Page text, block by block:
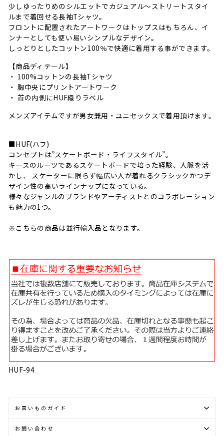
少しゆったりめのシルエットでカジュアル～ストリートスタイ
ルまで着回せる長袖Tシャツ。
フロントに配置されたアートワークはトップスはもちろん、イ
ンナーとしても使い易いシンプルなデザイン。
しっとりとしたコットン100％で快適に着用する事ができます。
【商品ディテール】
・ 100%コットンの長袖Tシャツ
・ 胸中央にプリントアートワーク
・ 首の内側にHUF織りラベル
メンズアイテムですが男女兼用・ユニセックスで着用頂けます。
■HUF(ハフ)
コンセプトは”スケートボード・ライフスタイル”。
キースのルーツであるスケートボードで培った経験、人脈を活
かし、 スケーターに限らず幅広い人が着れるクラシックかつデ
ザイン性の高いラインナップになっている。
様々なジャンルのブランドやアーティストとのコラボレーション
も魅力の1つ。
※こちらの商品は並行輸入品となります。
HUF-94
お買いものガイド
お問い合わせ